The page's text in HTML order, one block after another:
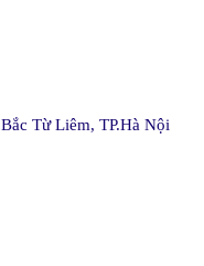
Từ Liêm, TP.Hà Nội